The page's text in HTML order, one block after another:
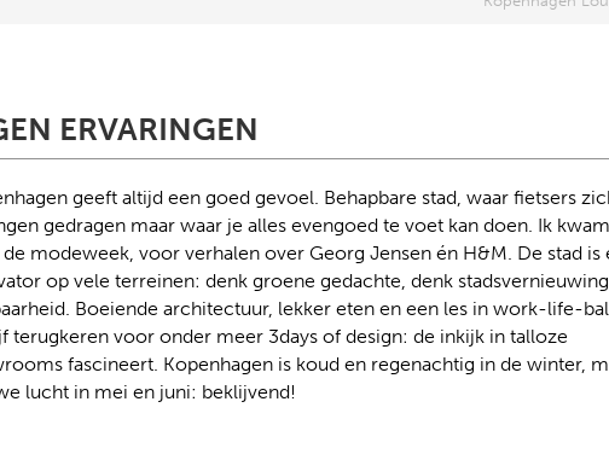
ERVARINGEN
geeft altijd een goed gevoel. Behapbare stad, waar fietsers
gedragen maar waar je alles evengoed te voet kan doen. Ik
modeweek, voor verhalen over Georg Jensen én H&M. De stad is
op vele terreinen: denk groene gedachte, denk
Boeiende architectuur, lekker eten en een les in work-life-
terugkeren voor onder meer 3days of design: de inkijk in talloze
fascineert. Kopenhagen is koud en regenachtig in de winter,
lucht in mei en juni: beklijvend!